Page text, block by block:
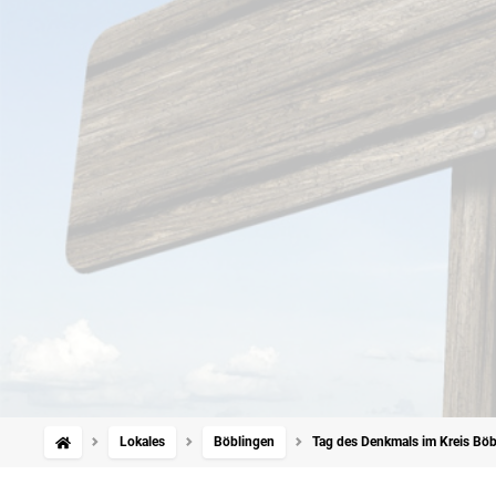
Lokales Böblingen Tag des Denkmals im Kreis